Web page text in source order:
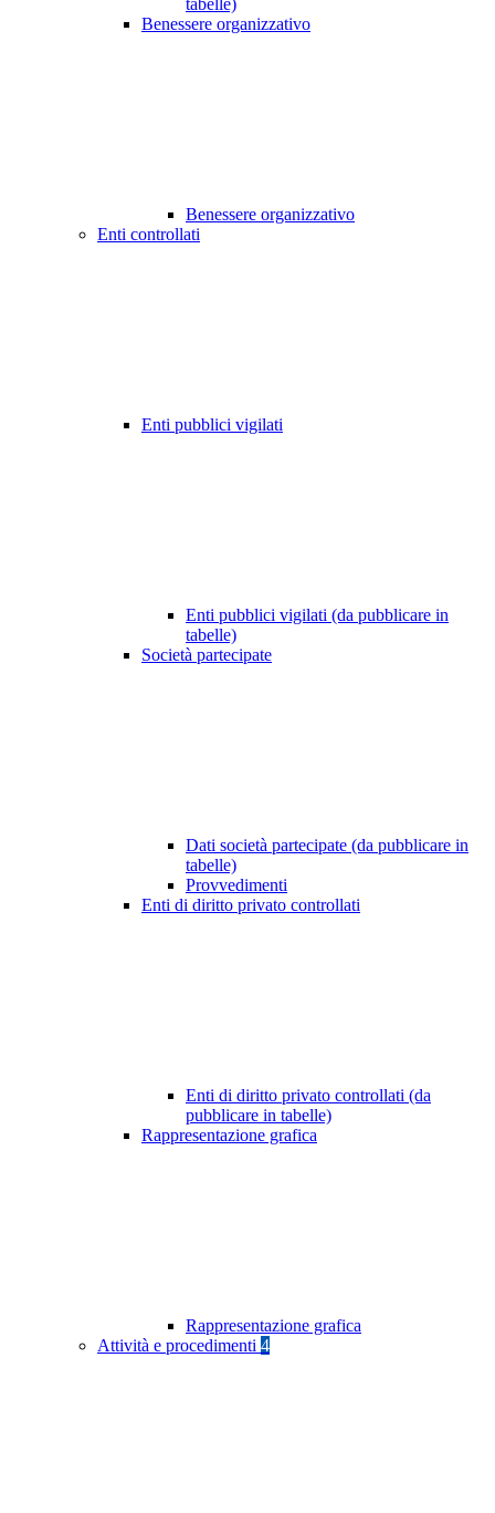
tabelle)
Benessere organizzativo
Benessere organizzativo
Enti controllati
Enti pubblici vigilati
Enti pubblici vigilati (da pubblicare in
tabelle)
Società partecipate
Dati società partecipate (da pubblicare in
tabelle)
Provvedimenti
Enti di diritto privato controllati
Enti di diritto privato controllati (da
pubblicare in tabelle)
Rappresentazione grafica
Rappresentazione grafica
Attività e procedimenti 4